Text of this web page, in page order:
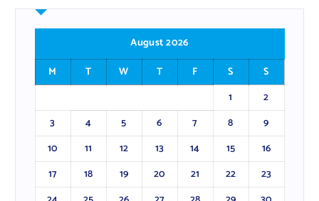
August 2026
M
T W T F S
S
1
2
3
4 5 6 7 8
9
10
11 12 13 14 15
16
17
18 19 20 21 22
23